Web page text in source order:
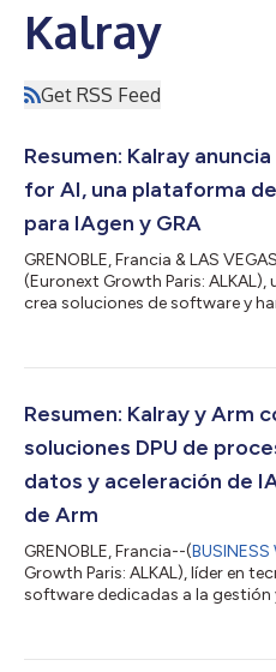
Kalray
Get RSS Feed
Resumen: Kalray
for AI, una plataforma
para IAgen y GRA
GRENOBLE, Francia & LAS
(Euronext Growth Paris:
crea soluciones de software y
Kalray personalizada
incorporar y acceder a enormes
for AI ayuda a que los equi...
Resumen: Kalray y Arm
soluciones DPU de
datos y aceleración de
de Arm
GRENOBLE, Francia--(BUSINESS
Growth Paris: ALKAL), líder en
software dedicadas a la
de procesamiento de datos e